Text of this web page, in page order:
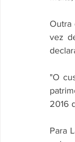
Outra
vez
"O
2016
Para